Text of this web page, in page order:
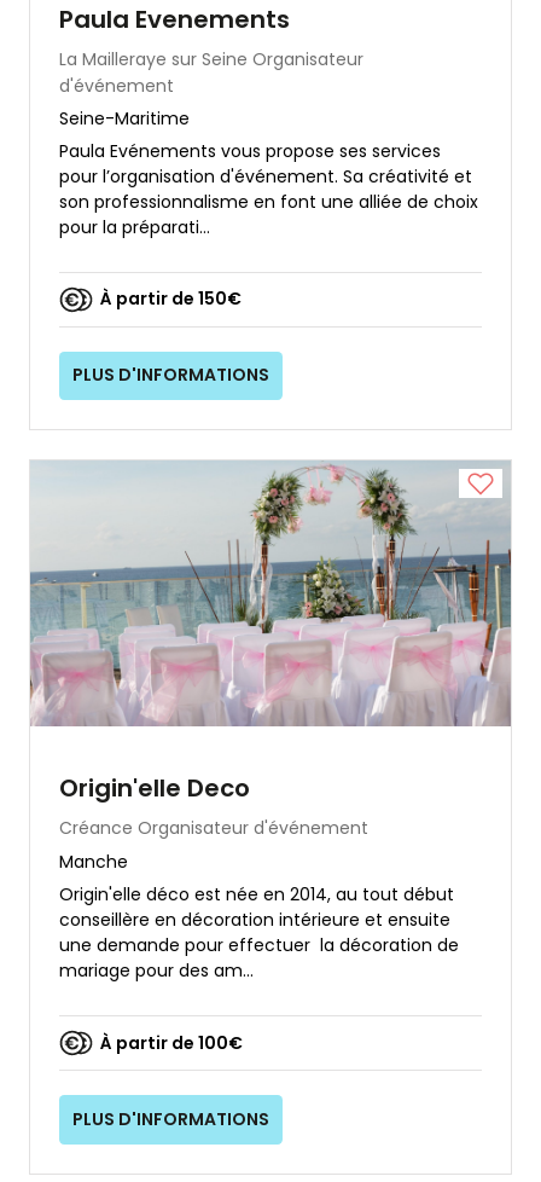
Paula Evenements
La Mailleraye sur Seine Organisateur
d'événement
Seine-Maritime
Paula Evénements vous propose ses services
pour l’organisation d'événement. Sa créativité et
son professionnalisme en font une alliée de choix
pour la préparati...
À partir de 150€
PLUS D'INFORMATIONS
Origin'elle Deco
Créance Organisateur d'événement
Manche
Origin'elle déco est née en 2014, au tout début
conseillère en décoration intérieure et ensuite
une demande pour effectuer la décoration de
mariage pour des am...
À partir de 100€
PLUS D'INFORMATIONS